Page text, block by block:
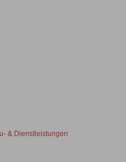
& Dienstleistungen